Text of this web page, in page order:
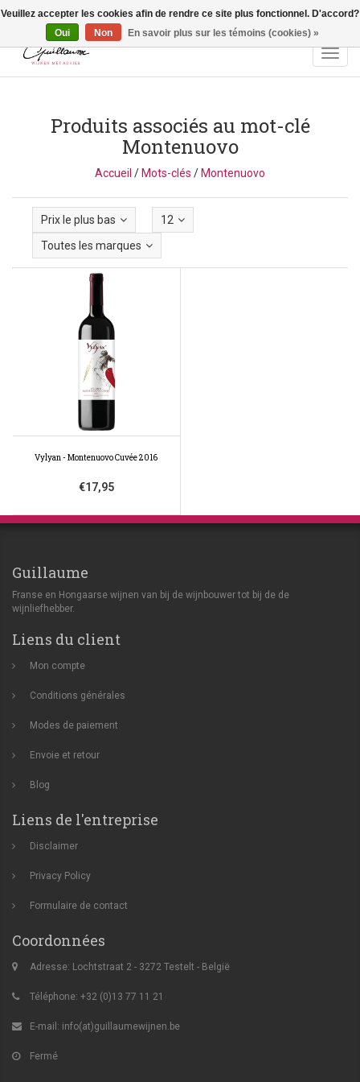
Vragen? Bel ons: +32 (0)13 - 77 11 21 - Winkel: Lochtstraat 2,
3272 Testelt -info@guillaumewijnen.be
Produits associés au mot-clé
Montenuovo
Accueil /Mots-clés /Montenuovo
Prix le plus bas
12
Toutes les marques
Vylyan - Montenuovo Cuvée 2016
€17,95
Guillaume
Franse en Hongaarse wijnen van bij de wijnbouwer tot bij de de
wijnliefhebber.
Liens du client
Mon compte
Conditions générales
Modes de paiement
Envoie et retour
Blog
Liens de l'entreprise
Disclaimer
Privacy Policy
Formulaire de contact
Coordonnées
Adresse: Lochtstraat 2 - 3272 Testelt - België
Téléphone: +32 (0)13 77 11 21
E-mail: info(at)guillaumewijnen.be
Fermé
Veuillez accepter les cookies afin de rendre ce site plus fonctionnel. D'accord?
Oui
Non En savoir plus sur les témoins (cookies) »